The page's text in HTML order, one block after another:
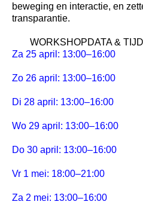
beweging en interactie, en
transparantie.
WORKSHOPDATA &
Za 25 april: 13:00–16:00
Zo 26 april: 13:00–16:00
Di 28 april: 13:00–16:00
Wo 29 april: 13:00–16:00
Do 30 april: 13:00–16:00
Vr 1 mei: 18:00–21:00
Za 2 mei: 13:00–16:00